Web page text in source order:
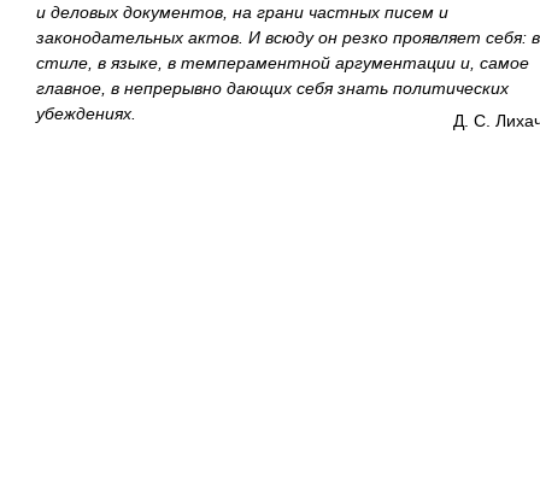
и деловых документов, на грани частных писем и
законодательных актов. И всюду он резко проявляет себя: в
стиле, в языке, в темпераментной аргументации и, самое
главное, в непрерывно дающих себя знать политических
убеждениях.
Д. С.